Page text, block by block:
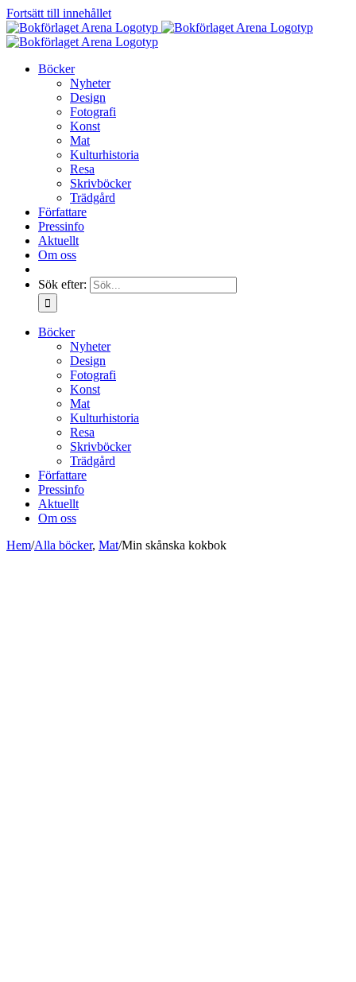
Fortsätt till innehållet
Böcker
Nyheter
Design
Fotografi
Konst
Mat
Kulturhistoria
Resa
Skrivböcker
Trädgård
Författare
Pressinfo
Aktuellt
Om oss
Sök efter:
Böcker
Nyheter
Design
Fotografi
Konst
Mat
Kulturhistoria
Resa
Skrivböcker
Trädgård
Författare
Pressinfo
Aktuellt
Om oss
Hem/Alla böcker, Mat/Min skånska kokbok